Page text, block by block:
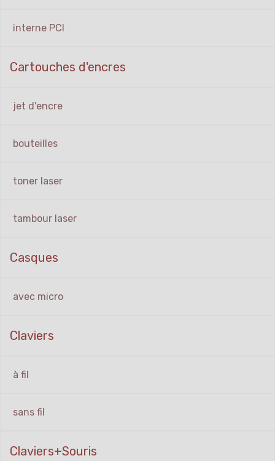
interne PCI
Cartouches d'encres
jet d'encre
bouteilles
toner laser
tambour laser
Casques
avec micro
Claviers
à fil
sans fil
Claviers+Souris